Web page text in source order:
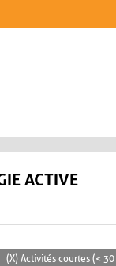
ACTIVE
(X) Activités courtes (<